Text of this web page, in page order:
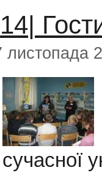
листопада
сучасної